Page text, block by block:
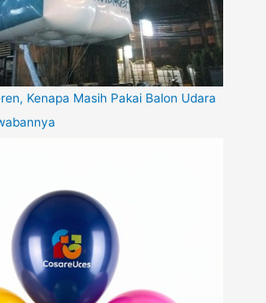
Kenapa Masih Pakai Balon Udara